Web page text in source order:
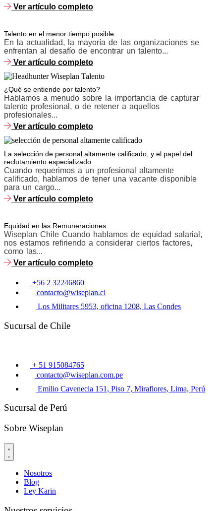
Ver artículo completo
Talento en el menor tiempo posible.
En la actualidad, la mayoría de las organizaciones se
enfrentan al desafío de encontrar un talento...
Ver artículo completo
¿Qué se entiende por talento?
Hablamos a menudo sobre la importancia de capturar
talento profesional, o de retener a aquellos
profesionales...
Ver artículo completo
La selección de personal altamente calificado, y el papel del
reclutamiento especializado
Cuando requerimos a un profesional altamente
calificado, hablamos de tener una vacante disponible
para un cargo...
Ver artículo completo
Equidad en las Remuneraciones
Wiseplan Chile Cuando hablamos de equidad salarial,
nos estamos refiriendo a considerar ciertos factores,
como las...
Ver artículo completo
+56 2 32246860
contacto@wiseplan.cl
Los Militares 5953, oficina 1208, Las Condes
Sucursal de Chile
+ 51 915084765
contacto@wiseplan.com.pe
Emilio Cavenecia 151, Piso 7, Miraflores, Lima, Perú
Sucursal de Perú
Sobre Wiseplan
Nosotros
Blog
Ley Karin